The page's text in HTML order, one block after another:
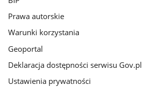
Prawa autorskie
Warunki korzystania
Geoportal
Deklaracja dostępności serwisu Gov.pl
Ustawienia prywatności